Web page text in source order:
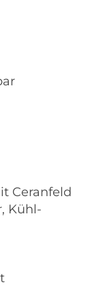
Ceranfeld
Kühl-